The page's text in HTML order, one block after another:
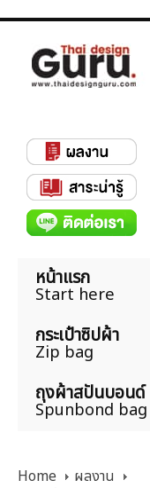
หน้าแรก
Start here
กระเป๋าซิปผ้า
Zip bag
ถุงผ้าสปันบอนด์
Spunbond bag
Home
ผลงาน